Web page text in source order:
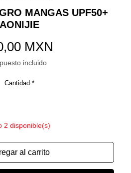
MANGAS UPF50+
AONIJIE
MXN
incluido
Cantidad *
2 disponible(s)
al carrito